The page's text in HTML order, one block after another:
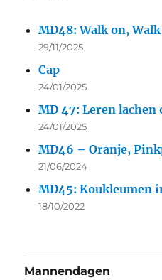
MD48: Walk on,
29/11/2025
Cap
24/01/2025
MD 47: Leren lachen
24/01/2025
MD46 – Oranje,
21/06/2024
MD45: Koukleumen
18/10/2022
Mannendagen